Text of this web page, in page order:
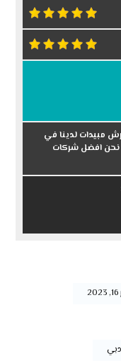
مكافحة الرمة في دبي |0545307678| رش مبيدات لدينا في
نحن افضل شركات